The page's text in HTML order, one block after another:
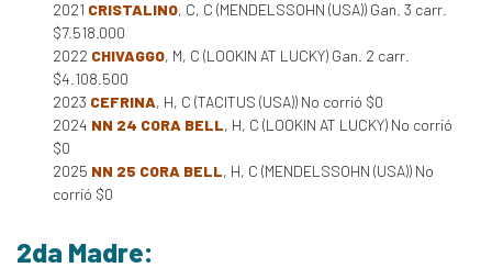
2021 CRISTALINO, C, C (MENDELSSOHN (USA)) Gan. 3 carr.
$7.518.000
2022 CHIVAGGO, M, C (LOOKIN AT LUCKY) Gan. 2 carr.
$4.108.500
2023 CEFRINA, H, C (TACITUS (USA)) No corrió $0
2024 NN 24 CORA BELL, H, C (LOOKIN AT LUCKY) No corrió
$0
2025 NN 25 CORA BELL, H, C (MENDELSSOHN (USA)) No
corrió $0
2da Madre: